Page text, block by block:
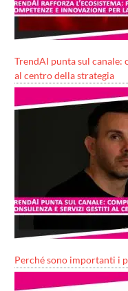
TrendAI punta sul canale:
al centro della strategia
Perché sono importanti i